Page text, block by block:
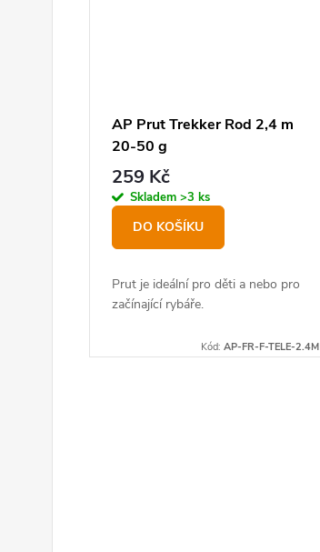
AP Prut Trekker Rod 2,4 m
20-50 g
259 Kč
Skladem >3 ks
DO KOŠÍKU
Prut je ideální pro děti a nebo pro
začínající rybáře.
Kód: AP-FR-F-TELE-2.4M